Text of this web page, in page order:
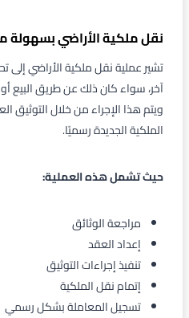
نقل ملكية الأراضي بسهولة
تشير عملية نقل ملكية الأراضي
آخر، سواء كان ذلك عن طريق البيع
ويتم هذا الإجراء من خلال التوثيق
الملكية الجديدة رسميًا.
حيث تشمل هذه العملية:
مراجعة الوثائق
إعداد العقد
تنفيذ إجراءات التوثيق
إتمام نقل الملكية
تسجيل المعاملة بشكل رسمي